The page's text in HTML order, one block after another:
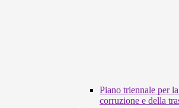
Piano triennale per
corruzione e della